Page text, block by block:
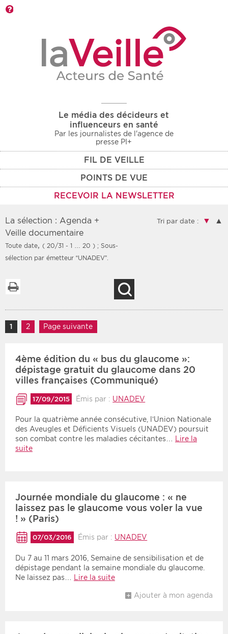
Le média des décideurs et
influenceurs en santé
Par les journalistes de l'agence de
presse PI+
FIL DE VEILLE
POINTS DE VUE
RECEVOIR LA NEWSLETTER
prochains jours
Communiqués des 10
derniers jours
Rendez-vous
Secteur
Protection sociale
Sanitaire
Médico-social
Choisir une zone
Choisir une date de débutChoisir une date de finChronologique
La sélection : Agenda +
Veille documentaire
Toute date, ( 20/31 - 1 … 20 ) ; Sous-
sélection par émetteur “UNADEV”.
Tri par date : ▼ ▲
Navigation des articles
Page
1 Page
2 Page suivante
4ème édition du « bus du glaucome »:
dépistage gratuit du glaucome dans 20
villes françaises (Communiqué)
17/09/2015 Émis par : UNADEV
Pour la quatrième année consécutive, l’Union Nationale
des Aveugles et Déficients Visuels (UNADEV) poursuit
son combat contre les maladies cécitantes… Lire la
suite
Journée mondiale du glaucome : « ne
laissez pas le glaucome vous voler la vue
! » (Paris)
07/03/2016 Émis par : UNADEV
Du 7 au 11 mars 2016, Semaine de sensibilisation et de
dépistage pendant la semaine mondiale du glaucome.
Ne laissez pas… Lire la suite
Ajouter à mon agenda